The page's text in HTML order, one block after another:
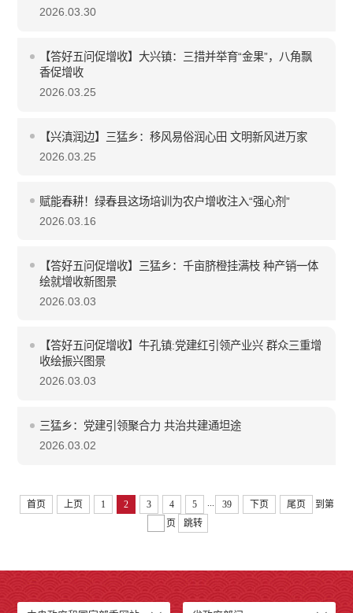
2026.03.30
【答好五问促增收】大兴镇：三措并举育“金果”，八角飘
香促增收
2026.03.25
【兴滇润边】三猛乡：移风易俗润心田 文明新风进万家
2026.03.25
赋能春耕！绿春县这场培训为农户增收注入“强心剂”
2026.03.16
【答好五问促增收】三猛乡：千亩脐橙挂满枝 种产销一体
绘就增收新图景
2026.03.03
【答好五问促增收】牛孔镇:党建红引领产业兴 群众三重增
收绘振兴图景
2026.03.03
三猛乡：党建引领聚合力 共治共建通坦途
2026.03.02
首页 上页 1 2 3 4 5 ... 39 下页 尾页
到第
页
跳转